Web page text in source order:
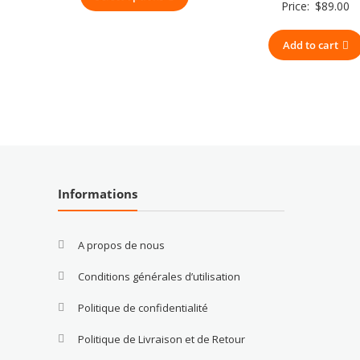
Price: $89.00
Add to cart
Informations
A propos de nous
Conditions générales d’utilisation
Politique de confidentialité
Politique de Livraison et de Retour